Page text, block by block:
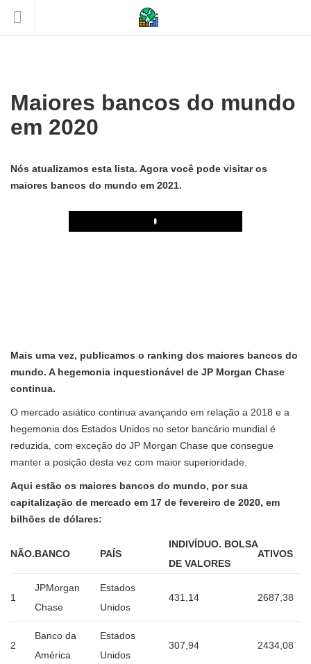
Maiores bancos do mundo
em 2020
Nós atualizamos esta lista. Agora você pode visitar os
maiores bancos do mundo em 2021.
Play
Mais uma vez, publicamos o ranking dos maiores bancos do
mundo. A hegemonia inquestionável de JP Morgan Chase
continua.
O mercado asiático continua avançando em relação a 2018 e a
hegemonia dos Estados Unidos no setor bancário mundial é
reduzida, com exceção do JP Morgan Chase que consegue
manter a posição desta vez com maior superioridade.
Aqui estão os maiores bancos do mundo, por sua
capitalização de mercado em 17 de fevereiro de 2020, em
bilhões de dólares:
NÃO.BANCO PAÍS
INDIVÍDUO. BOLSA
DE VALORES
ATIVOS
1
JPMorgan
Chase
Estados
Unidos
431,14 2687,38
2
Banco da
América
Estados
Unidos
307,94 2434,08